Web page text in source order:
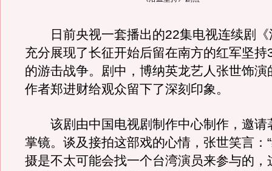
日前央视一套播出的22集电视连续剧《
充分展现了长征开始后留在南方的红军坚持
的游击战争。剧中，博纳英龙艺人张世饰演
作者郑进财给观众留下了深刻印象。
该剧由中国电视剧制作中心制作，邀请
掌镜。谈及接拍这部戏的心情，张世笑言：
摄是不太可能会找一个台湾演员来参与的，